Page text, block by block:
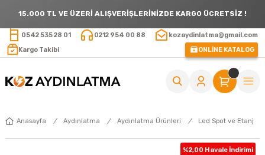
15.000 TL VE ÜZERİ ALIŞVERİŞLERİNİZDE KARGO ÜCRETSİZ !
0542 535 28 01 0212 954 00 88
kozaydinlatma@gmail.com
Kargo Takibi
ONLİNE KATALOG
Anasayfa Aydınlatma Aydınlatma Ürünleri Led Spot ve Etanj
%2,00 Havale İndirimi